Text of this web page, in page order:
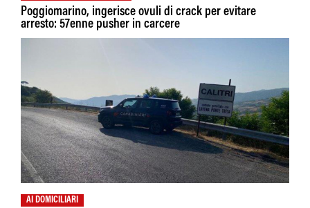
Poggiomarino, ingerisce ovuli di crack per evitare
arresto: 57enne pusher in carcere
AI DOMICILIARI